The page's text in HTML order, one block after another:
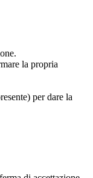
la propria
per dare la